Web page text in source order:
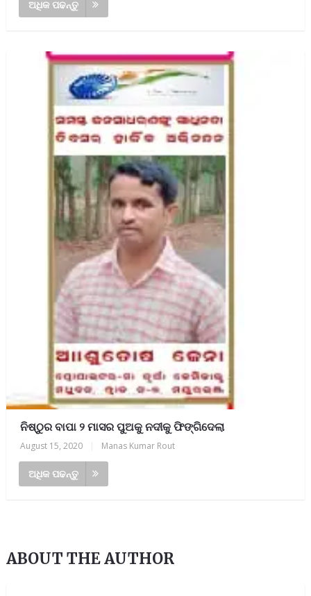
ଅଧିକ ପଢନ୍ତୁ
ନିଷ୍ଠୁର ବାପା ୨ ମାସର ପୁଅକୁ ନଦୀକୁ ଫିଙ୍ଗିଦେଲା
August 15, 2020 Manas Kumar Rout
ଅଧିକ ପଢନ୍ତୁ
ABOUT THE AUTHOR